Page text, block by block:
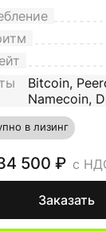
Bitcoin,
Namecoin,
в лизинг
500 ₽ с
Заказать